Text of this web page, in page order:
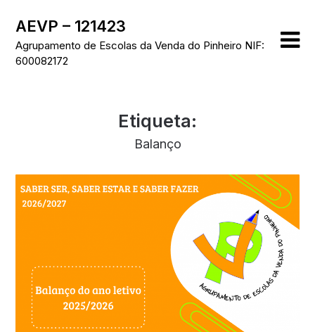
content
AEVP – 121423
Agrupamento de Escolas da Venda do Pinheiro NIF:
600082172
Etiqueta:
Balanço